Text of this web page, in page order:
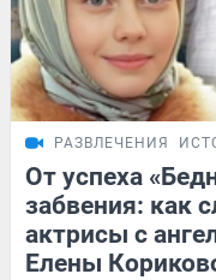
РАЗВЛЕЧЕНИЯ
От успеха
забвения: как
актрисы с
Елены